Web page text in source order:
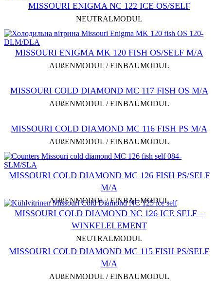
MISSOURI ENIGMA NC 122 ICE OS/SELF
NEUTRALMODUL
MISSOURI ENIGMA MK 120 FISH OS/SELF M/A
AUßENMODUL / EINBAUMODUL
MISSOURI COLD DIAMOND MC 117 FISH OS M/A
AUßENMODUL / EINBAUMODUL
MISSOURI COLD DIAMOND MC 116 FISH PS M/A
AUßENMODUL / EINBAUMODUL
MISSOURI COLD DIAMOND MC 126 FISH PS/SELF
M/A
AUßENMODUL / EINBAUMODUL
MISSOURI COLD DIAMOND NC 126 ICE SELF –
WINKELELEMENT
NEUTRALMODUL
MISSOURI COLD DIAMOND MC 115 FISH PS/SELF
M/A
AUßENMODUL / EINBAUMODUL